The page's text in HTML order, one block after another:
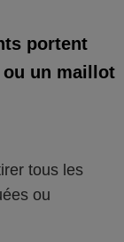
portent
ou un maillot
tous les
ou